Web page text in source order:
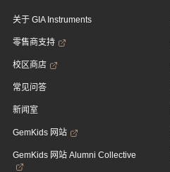
关于 GIA Instruments
零售商支持
校区商店
常见问答
新闻室
GemKids 网站
GemKids 网站 Alumni Collective